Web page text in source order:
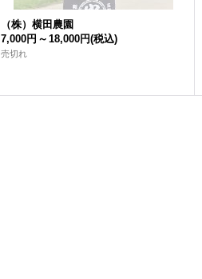
（株）横田農園
7,000円 ～ 18,000円(税込)
売切れ